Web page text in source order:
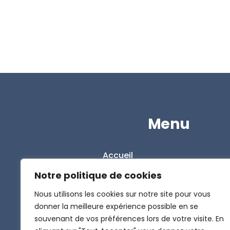
Notre politique de cookies
Nous utilisons les cookies sur notre site pour vous
donner la meilleure expérience possible en se
souvenant de vos préférences lors de votre visite. En
Menu
Accueil
L’entreprise
Nos solutions
Le Blog
Contact